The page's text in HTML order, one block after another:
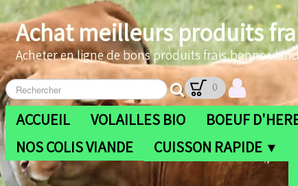
Achat meilleurs produits
Acheter en ligne de bons produits frais,bonne
0
ACCUEIL VOLAILLES BIO BOEUF
NOS COLIS VIANDE
CUISSON RAPIDE ▼